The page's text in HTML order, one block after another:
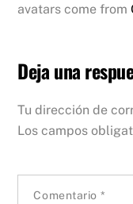
avatars come from
Deja una
Tu dirección de
Los campos
Comentario *